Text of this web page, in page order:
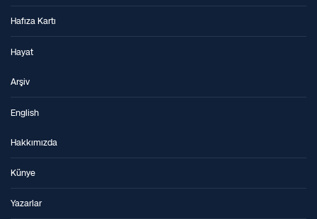
Hafıza Kartı
Hayat
Arşiv
English
Hakkımızda
Künye
Yazarlar